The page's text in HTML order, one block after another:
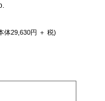
体29,630円 ＋ 税)